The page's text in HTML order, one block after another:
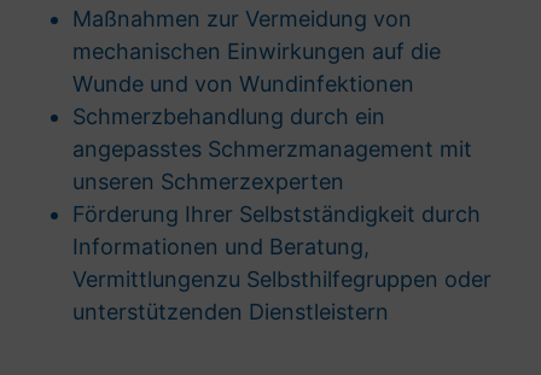
Maßnahmen zur Vermeidung von
mechanischen Einwirkungen auf die
Wunde und von Wundinfektionen
Schmerzbehandlung durch ein
angepasstes Schmerzmanagement mit
unseren Schmerzexperten
Förderung Ihrer Selbstständigkeit durch
Informationen und Beratung,
Vermittlungenzu Selbsthilfegruppen oder
unterstützenden Dienstleistern